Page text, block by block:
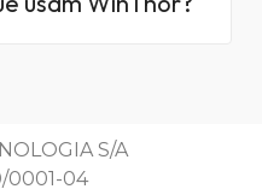
S/A
0001-04